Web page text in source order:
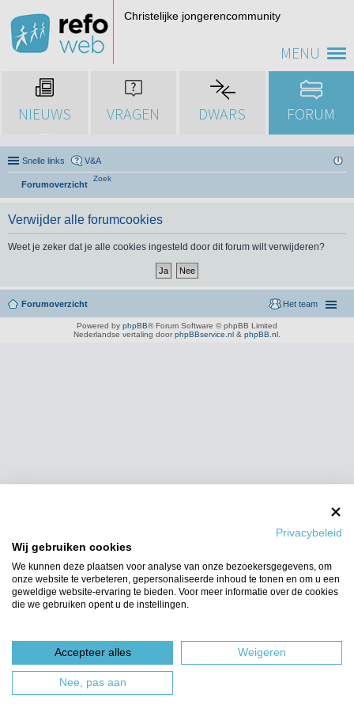
Privacybeleid
Wij gebruiken cookies
We kunnen deze plaatsen voor analyse van onze bezoekersgegevens, om
onze website te verbeteren, gepersonaliseerde inhoud te tonen en om u een
geweldige website-ervaring te bieden. Voor meer informatie over de cookies
die we gebruiken opent u de instellingen.
Accepteer alles Weigeren
Nee, pas aan
MENU
Christelijke jongerencommunity
NIEUWS VRAGEN DWARS FORUM
Snelle links V&A
Forumoverzicht
Zoek
Verwijder alle forumcookies
Weet je zeker dat je alle cookies ingesteld door dit forum wilt verwijderen?
Forumoverzicht Het team
Powered by phpBB® Forum Software © phpBB Limited
Nederlandse vertaling door phpBBservice.nl & phpBB.nl